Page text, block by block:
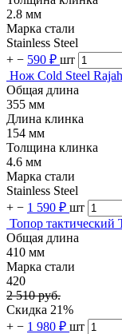
2.8 мм
Марка стали
Stainless Steel
+ − 590 ₽ шт
Нож Cold Steel
Общая длина
355 мм
Длина клинка
154 мм
Толщина клинка
4.6 мм
Марка стали
Stainless Steel
+ − 1 590 ₽ шт
Топор тактический
Общая длина
410 мм
Марка стали
420
2 510 руб.
Скидка 21%
+ − 1 980 ₽ шт